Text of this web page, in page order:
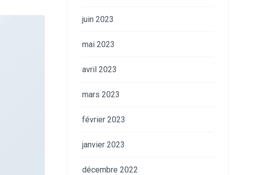
juin 2023
mai 2023
avril 2023
mars 2023
février 2023
janvier 2023
décembre 2022